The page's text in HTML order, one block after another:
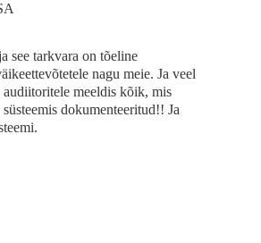
see tarkvara on tõeline
nagu meie. Ja veel
meeldis kõik, mis
dokumenteeritud!! Ja